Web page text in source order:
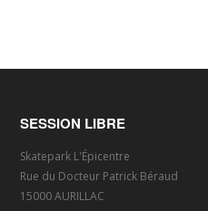
SESSION LIBRE
Skatepark L'Épicentre
Rue du Docteur Patrick Béraud
15000 AURILLAC